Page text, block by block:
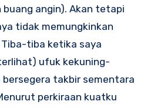
angin). Akan tetapi
tidak memungkinkan
tiba ketika saya
ufuk kekuning-
bersegera takbir sementara
perkiraan kuatku